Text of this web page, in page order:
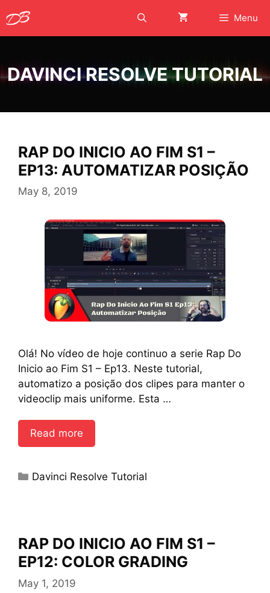
to
content
Menu
DAVINCI RESOLVE TUTORIAL
RAP DO INICIO AO FIM S1 –
EP13: AUTOMATIZAR POSIÇÃO
May 8, 2019
Olá! No vídeo de hoje continuo a serie Rap Do
Inicio ao Fim S1 – Ep13. Neste tutorial,
automatizo a posição dos clipes para manter o
videoclip mais uniforme. Esta …
Read more
Categories
Davinci Resolve Tutorial
RAP DO INICIO AO FIM S1 –
EP12: COLOR GRADING
May 1, 2019